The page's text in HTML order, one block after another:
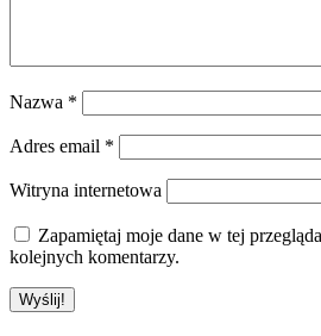
Nazwa *
Adres email *
Witryna internetowa
Zapamiętaj moje dane w tej
kolejnych komentarzy.